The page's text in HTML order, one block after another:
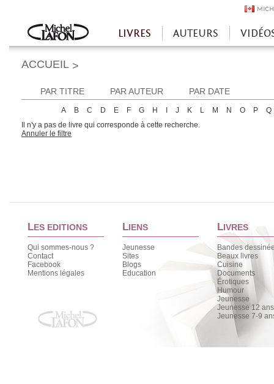
Accueil
LIVRES AUTEURS
ACCUEIL >
PAR TITRE PAR AUTEUR PAR DATE
A B C D E F G H J K L M N O P
Q
Il n'y a pas de livre qui corresponde à cette recherche.
Annuler le filtre
LES EDITIONS
Qui sommes-nous ?
Contact
Facebook
Mentions légales
LIENS
Jeunesse
Sites
Blogs
Education
LIVRES
Bandes
Beaux livres
Cuisine
Documents
Érotiques
Humour
Jeunesse
Jeunesse 12
Jeunesse 7-9